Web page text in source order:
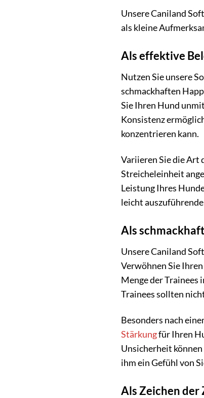
Unsere Caniland
als kleine
Als effektive
Nutzen Sie unsere
schmackhaften
Sie Ihren Hund
Konsistenz
konzentrieren kann.
Variieren Sie die Art
Streicheleinheit
Leistung Ihres
leicht
Als
Unsere Caniland
Verwöhnen Sie
Menge der Trainees
Trainees sollten
Besonders nach
Stärkungfür Ihren
Unsicherheit
ihm ein Gefühl von
Als Zeichen der